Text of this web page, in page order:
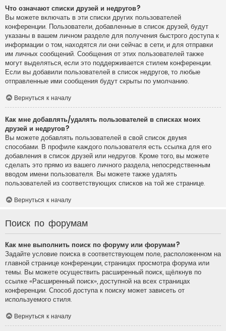
Что означают списки друзей и недругов?
Вы можете включать в эти списки других пользователей
конференции. Пользователи, добавленные в список друзей, будут
указаны в вашем личном разделе для получения быстрого доступа к
информации о том, находятся ли они сейчас в сети, и для отправки
им личных сообщений. Сообщения от этих пользователей также
могут выделяться, если это поддерживается стилем конференции.
Если вы добавили пользователей в список недругов, то любые
отправленные ими сообщения будут скрыты по умолчанию.
Вернуться к началу
Как мне добавлять/удалять пользователей в списках моих
друзей и недругов?
Вы можете добавлять пользователей в свой список двумя
способами. В профиле каждого пользователя есть ссылка для его
добавления в список друзей или недругов. Кроме того, вы можете
сделать это прямо из вашего личного раздела, непосредственным
вводом имени пользователя. Вы можете также удалять
пользователей из соответствующих списков на той же странице.
Вернуться к началу
Поиск по форумам
Как мне выполнить поиск по форуму или форумам?
Задайте условие поиска в соответствующем поле, расположенном на
главной странице конференции, страницах просмотра форума или
темы. Вы можете осуществить расширенный поиск, щёлкнув по
ссылке «Расширенный поиск», доступной на всех страницах
конференции. Способ доступа к поиску может зависеть от
используемого стиля.
Вернуться к началу